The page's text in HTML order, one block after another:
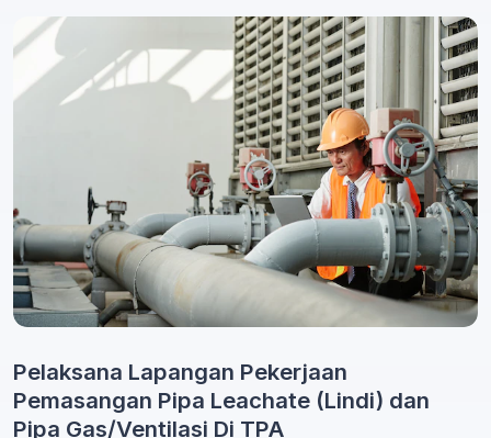
Pelaksana Lapangan Pekerjaan
Pemasangan Pipa Leachate (Lindi) dan
Pipa Gas/Ventilasi Di TPA